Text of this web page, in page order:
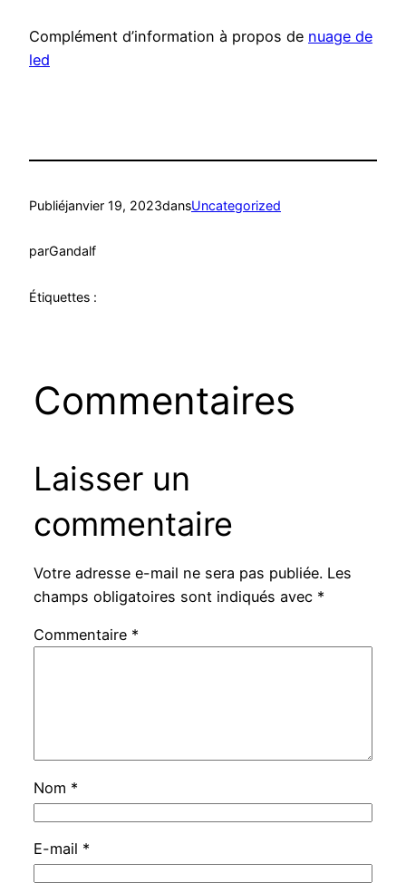
Complément d’information à propos de nuage de
led
Publiéjanvier 19, 2023dansUncategorized
parGandalf
Étiquettes :
Commentaires
Laisser un
commentaire
Votre adresse e-mail ne sera pas publiée. Les
champs obligatoires sont indiqués avec *
Commentaire *
Nom *
E-mail *